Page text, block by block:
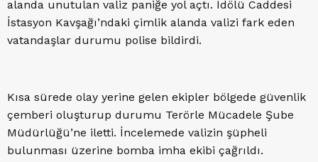
alanda unutulan valiz paniğe yol açtı. İdölü Caddesi
İstasyon Kavşağı’ndaki çimlik alanda valizi fark eden
vatandaşlar durumu polise bildirdi.
Kısa sürede olay yerine gelen ekipler bölgede güvenlik
çemberi oluşturup durumu Terörle Mücadele Şube
Müdürlüğü’ne iletti. İncelemede valizin şüpheli
bulunması üzerine bomba imha ekibi çağrıldı.